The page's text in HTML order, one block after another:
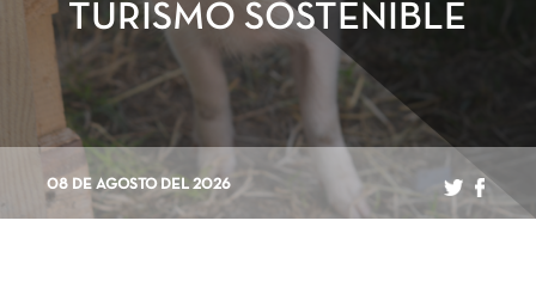
TURISMO SOSTENIBLE
08 DE AGOSTO DEL 2026